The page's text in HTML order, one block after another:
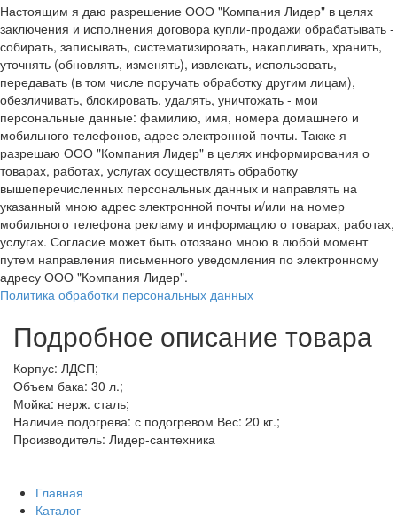
Настоящим я даю разрешение ООО "Компания Лидер" в целях
заключения и исполнения договора купли-продажи обрабатывать -
собирать, записывать, систематизировать, накапливать, хранить,
уточнять (обновлять, изменять), извлекать, использовать,
передавать (в том числе поручать обработку другим лицам),
обезличивать, блокировать, удалять, уничтожать - мои
персональные данные: фамилию, имя, номера домашнего и
мобильного телефонов, адрес электронной почты. Также я
разрешаю ООО "Компания Лидер" в целях информирования о
товарах, работах, услугах осуществлять обработку
вышеперечисленных персональных данных и направлять на
указанный мною адрес электронной почты и/или на номер
мобильного телефона рекламу и информацию о товарах, работах,
услугах. Согласие может быть отозвано мною в любой момент
путем направления письменного уведомления по электронному
адресу ООО "Компания Лидер".
Политика обработки персональных данных
Подробное описание товара
Корпус: ЛДСП;
Объем бака: 30 л.;
Мойка: нерж. сталь;
Наличие подогрева: с подогревом Вес: 20 кг.;
Производитель: Лидер-сантехника
Главная
Каталог